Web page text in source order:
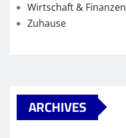
Wirtschaft & Finanzen
Zuhause
ARCHIVES